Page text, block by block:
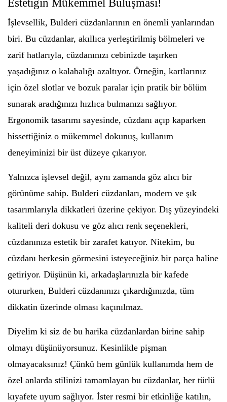
Estetiğin Mükemmel Buluşması!
İşlevsellik, Bulderi cüzdanlarının en önemli yanlarından
biri. Bu cüzdanlar, akıllıca yerleştirilmiş bölmeleri ve
zarif hatlarıyla, cüzdanınızı cebinizde taşırken
yaşadığınız o kalabalığı azaltıyor. Örneğin, kartlarınız
için özel slotlar ve bozuk paralar için pratik bir bölüm
sunarak aradığınızı hızlıca bulmanızı sağlıyor.
Ergonomik tasarımı sayesinde, cüzdanı açıp kaparken
hissettiğiniz o mükemmel dokunuş, kullanım
deneyiminizi bir üst düzeye çıkarıyor.
Yalnızca işlevsel değil, aynı zamanda göz alıcı bir
görünüme sahip. Bulderi cüzdanları, modern ve şık
tasarımlarıyla dikkatleri üzerine çekiyor. Dış yüzeyindeki
kaliteli deri dokusu ve göz alıcı renk seçenekleri,
cüzdanınıza estetik bir zarafet katıyor. Nitekim, bu
cüzdanı herkesin görmesini isteyeceğiniz bir parça haline
getiriyor. Düşünün ki, arkadaşlarınızla bir kafede
otururken, Bulderi cüzdanınızı çıkardığınızda, tüm
dikkatin üzerinde olması kaçınılmaz.
Diyelim ki siz de bu harika cüzdanlardan birine sahip
olmayı düşünüyorsunuz. Kesinlikle pişman
olmayacaksınız! Çünkü hem günlük kullanımda hem de
özel anlarda stilinizi tamamlayan bu cüzdanlar, her türlü
kıyafete uyum sağlıyor. İster resmi bir etkinliğe katılın,